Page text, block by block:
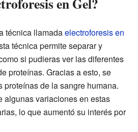
técnica llamadaelectroforesis en
técnica permite separar y
si pudieras ver las diferentes
proteínas. Gracias a esto, se
proteínas de la sangre humana.
algunas variaciones en estas
lo que aumentó su interés por